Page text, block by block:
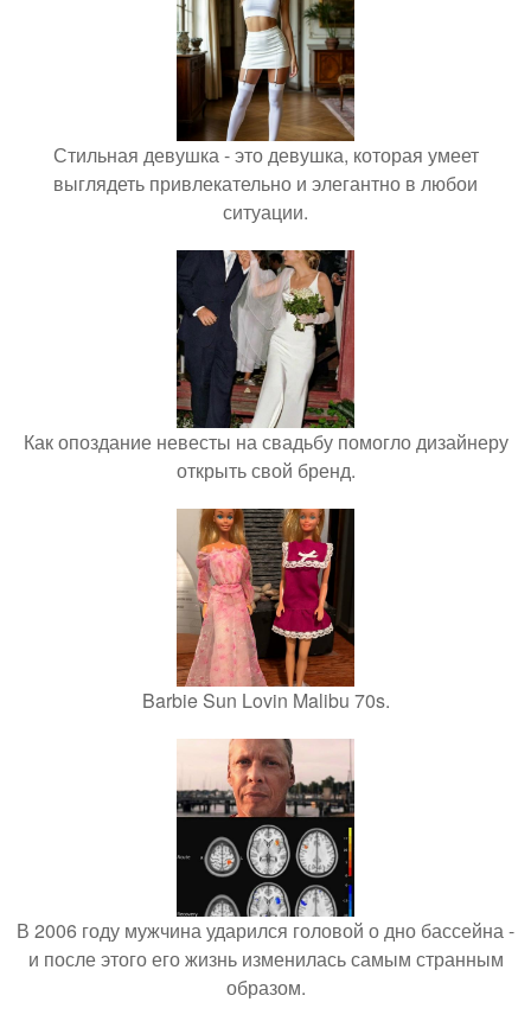
Стильная девушка - это девушка, которая умеет
выглядеть привлекательно и элегантно в любои
ситуации.
Как опоздание невесты на свадьбу помогло дизайнеру
открыть свой бренд.
Barbie Sun Lovin Malibu 70s.
В 2006 году мужчина ударился головой о дно бассейна -
и после этого его жизнь изменилась самым странным
образом.